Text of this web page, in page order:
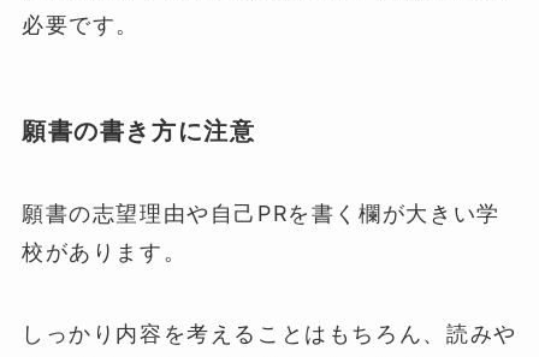
必要です。
願書の書き方に注意
願書の志望理由や自己PRを書く欄が大きい学
校があります。
しっかり内容を考えることはもちろん、読みや